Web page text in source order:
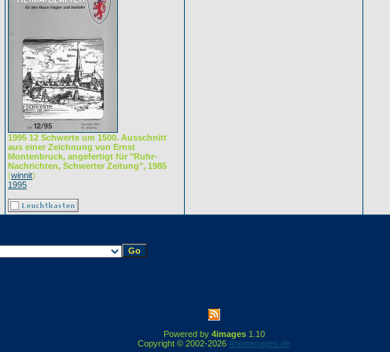
1995 12 Schwerte um 1500. Ausschnitt
aus einer Zeichnung von Ernst
Montenbruck, angefertigt für "Ruhr-
Nachrichten, Schwerter Zeitung", 1985
(winnit)
1995
Powered by 4images1.10
Copyright © 2002-2026 4homepages.de